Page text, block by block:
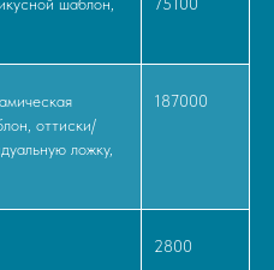
оттиски/
ложку,
187000
2800